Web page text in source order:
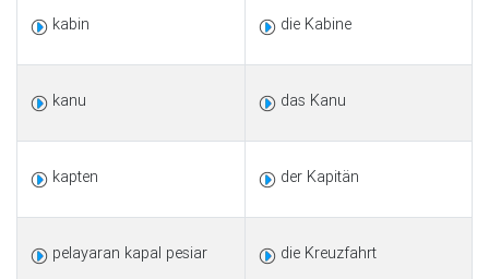
kabin die Kabine
kanu das Kanu
kapten der Kapitän
pelayaran kapal pesiar die Kreuzfahrt